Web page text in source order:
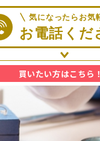
買いたい方はこちら！